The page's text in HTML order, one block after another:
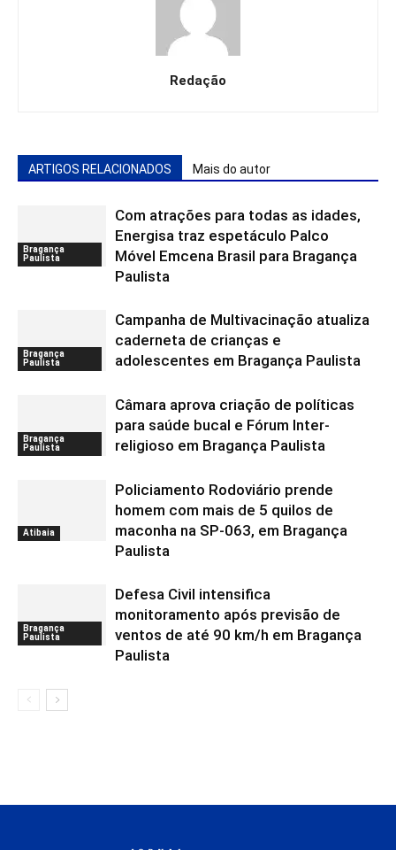
Redação
ARTIGOS RELACIONADOS Mais do autor
Bragança
Paulista
Com atrações para todas as idades,
Energisa traz espetáculo Palco
Móvel Emcena Brasil para Bragança
Paulista
Bragança
Paulista
Campanha de Multivacinação atualiza
caderneta de crianças e
adolescentes em Bragança Paulista
Bragança
Paulista
Câmara aprova criação de políticas
para saúde bucal e Fórum Inter-
religioso em Bragança Paulista
Atibaia
Policiamento Rodoviário prende
homem com mais de 5 quilos de
maconha na SP-063, em Bragança
Paulista
Bragança
Paulista
Defesa Civil intensifica
monitoramento após previsão de
ventos de até 90 km/h em Bragança
Paulista